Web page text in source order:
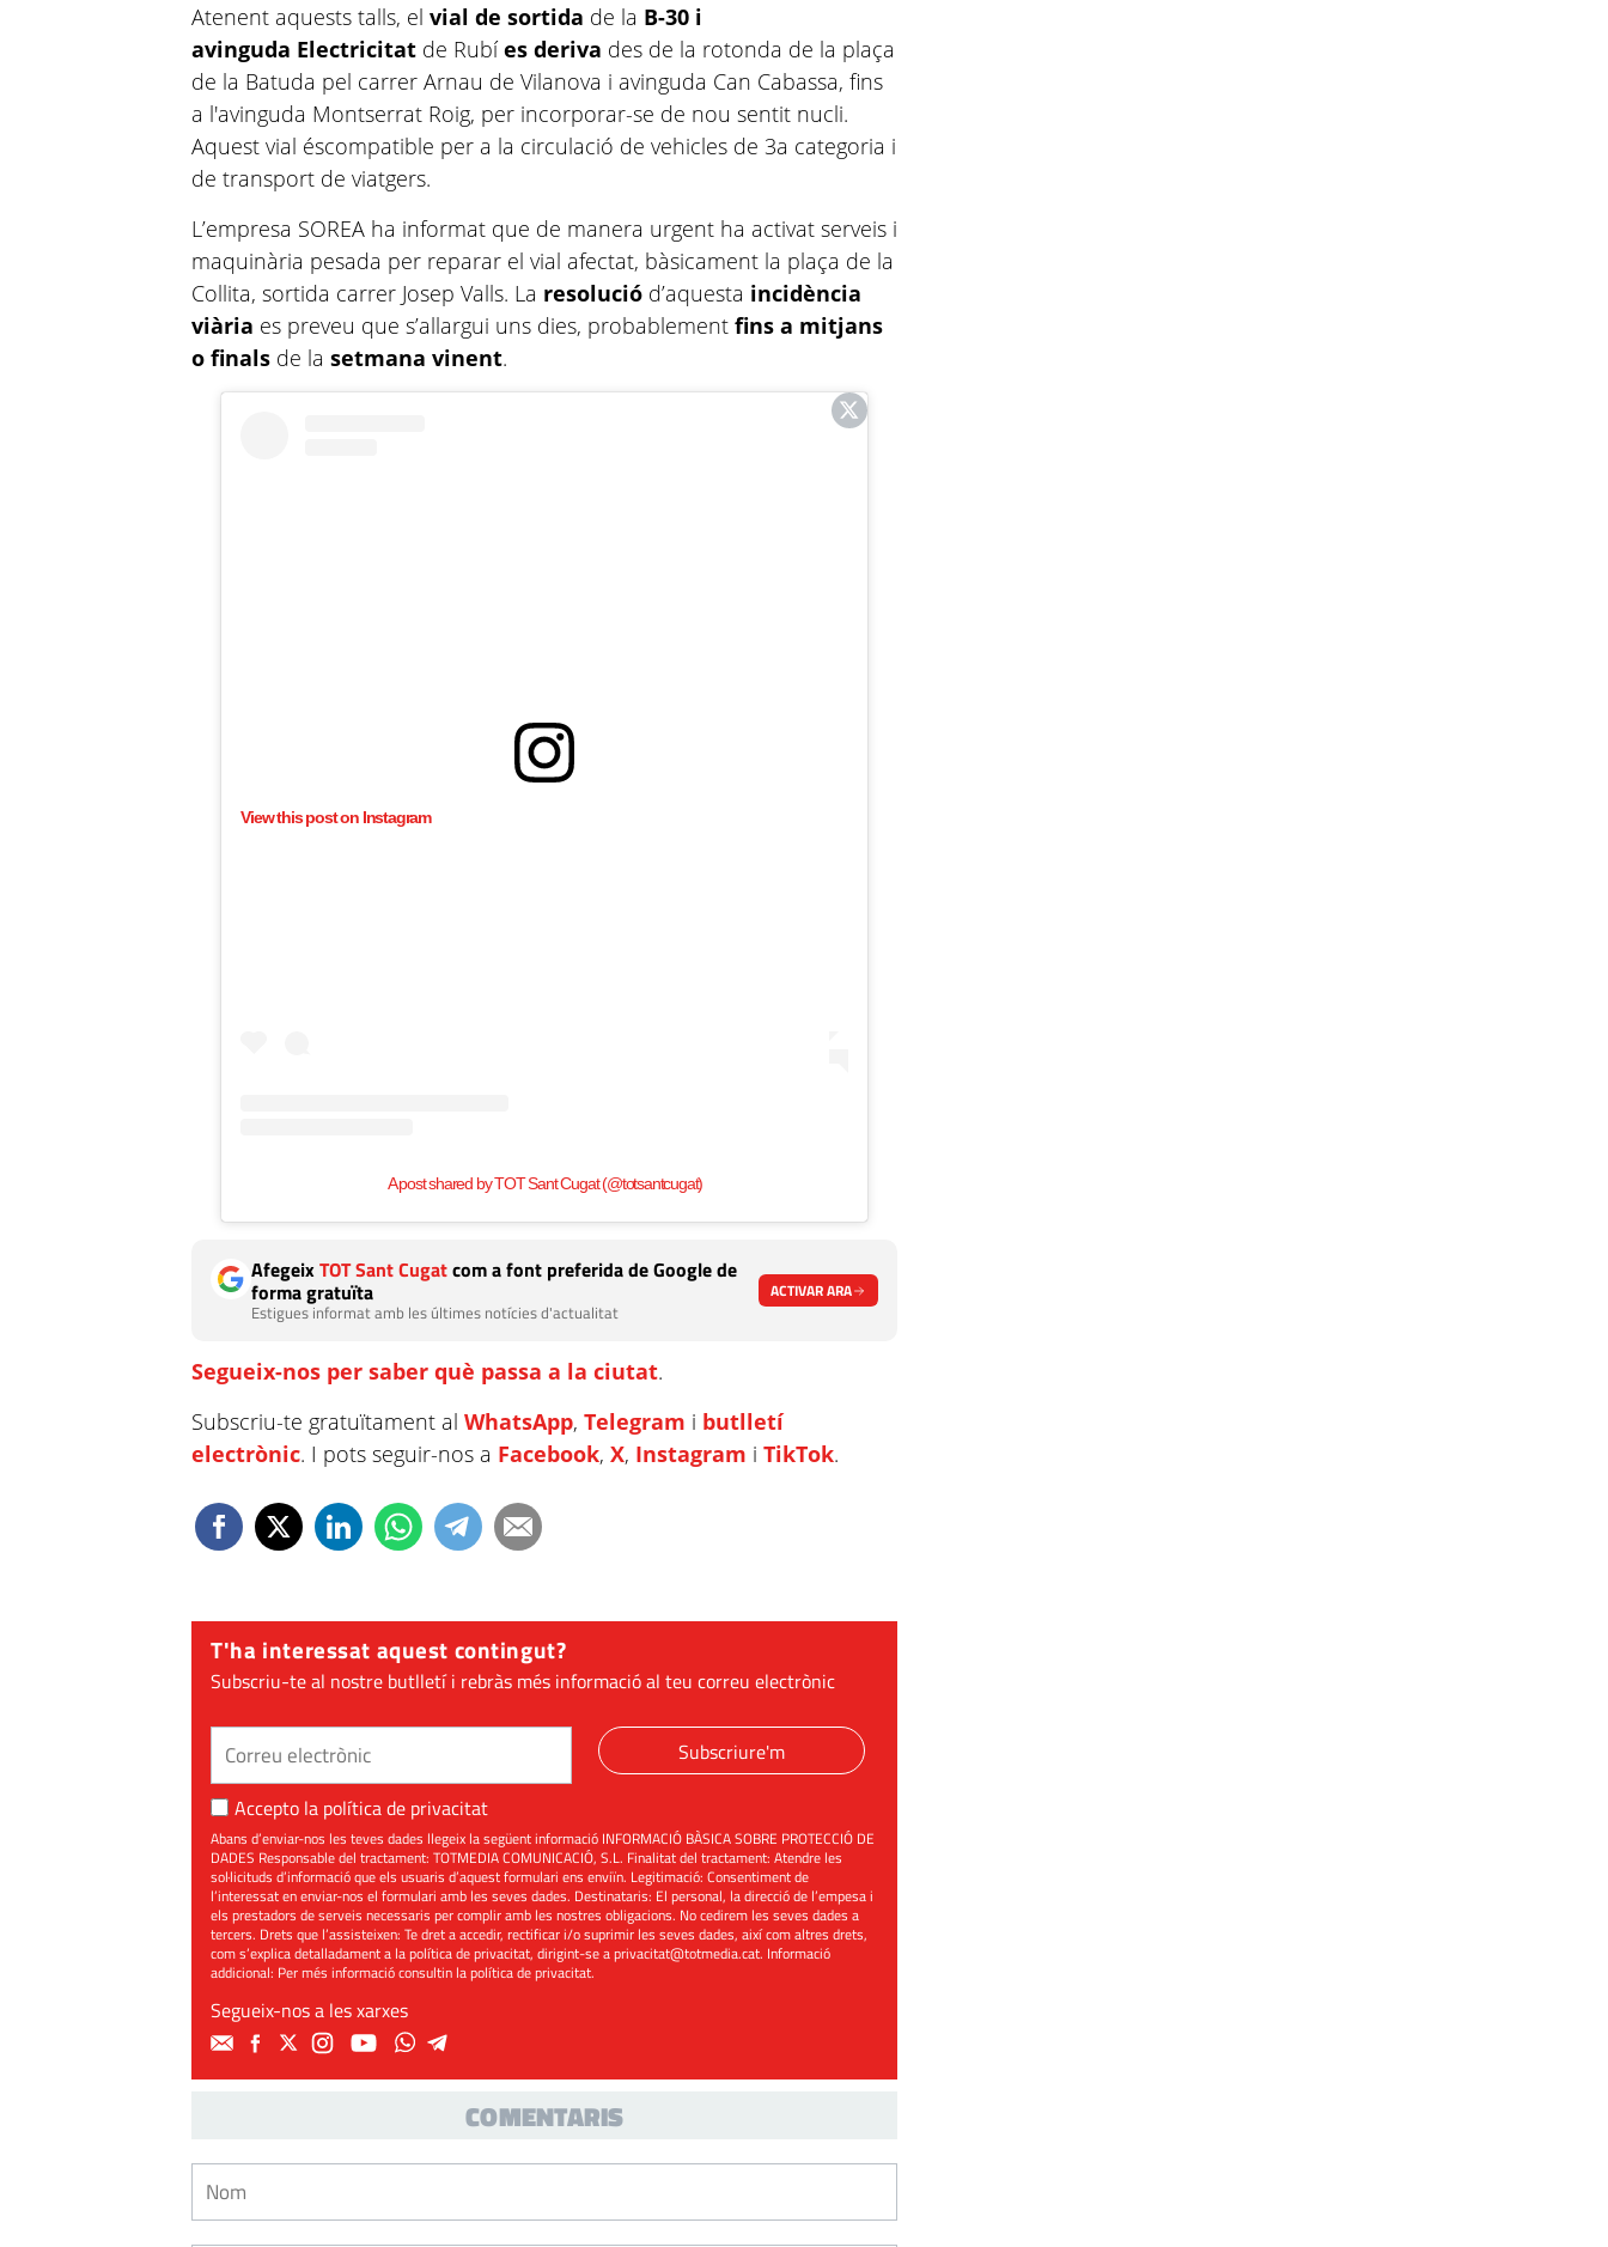
Atenent aquests talls, elvial de sortida de la B-30 i
avinguda Electricitat de Rubíes deriva des de la rotonda de la plaça
de la Batuda pel carrer Arnau de Vilanova i avinguda Can Cabassa, fins
a l'avinguda Montserrat Roig, per incorporar-se de nou sentit nucli.
Aquest vial éscompatible per a la circulació de vehicles de 3a categoria i
de transport de viatgers.
L’empresa SOREA ha informat que de manera urgent ha activat serveis i
maquinària pesada per reparar el vial afectat, bàsicament la plaça de la
Collita, sortida carrer Josep Valls. La resolució d’aquesta incidència
viària es preveu que s’allargui uns dies, probablementfins a mitjans
o finals de lasetmana vinent.
View this post on Instagram
A post shared by TOT Sant Cugat (@totsantcugat)
AfegeixTOT Sant Cugatcom a font preferida de Google de
forma gratuïta
Estigues informat amb les últimes notícies d'actualitat
ACTIVAR ARA
Segueix-nos per saber què passa a la ciutat.
Subscriu-te gratuïtament alWhatsApp,Telegram i butlletí
electrònic. I pots seguir-nos a Facebook,X, Instagram iTikTok.
T'ha interessat aquest contingut?
Subscriu-te al nostre butlletí i rebràs més informació al teu correu electrònic
Subscriure'm
Accepto la política de privacitat
Abans d’enviar-nos les teves dades llegeix la següent informació INFORMACIÓ BÀSICA SOBRE PROTECCIÓ DE
DADES Responsable del tractament: TOTMEDIA COMUNICACIÓ, S.L. Finalitat del tractament: Atendre les
sol·licituds d’informació que els usuaris d’aquest formulari ens enviïn. Legitimació: Consentiment de
l’interessat en enviar-nos el formulari amb les seves dades. Destinataris: El personal, la direcció de l’empesa i
els prestadors de serveis necessaris per complir amb les nostres obligacions. No cedirem les seves dades a
tercers. Drets que l’assisteixen: Te dret a accedir, rectificar i/o suprimir les seves dades, així com altres drets,
com s’explica detalladament a la política de privacitat, dirigint-se aprivacitat@totmedia.cat. Informació
addicional: Per més informació consultin lapolítica de privacitat.
Segueix-nos a les xarxes
COMENTARIS